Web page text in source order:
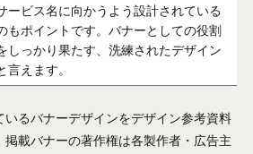
ービス名に向かうよう設計されている
もポイントです。バナーとしての役割
しっかり果たす、洗練されたデザイン
言えます。
るバナーデザインをデザイン参考資料
掲載バナーの著作権は各製作者・広告主